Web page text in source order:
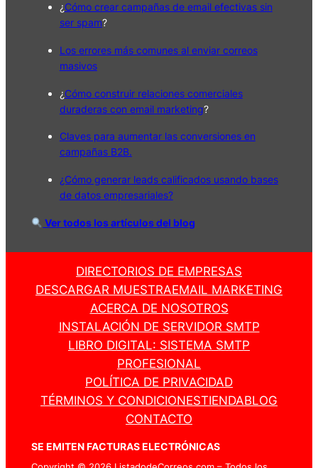
¿Cómo crear campañas de email efectivas sin
ser spam?
Los errores más comunes al enviar correos
masivos
¿Cómo construir relaciones comerciales
duraderas con email marketing?
Claves para aumentar las conversiones en
campañas B2B.
¿Cómo generar leads calificados usando bases
de datos empresariales?
Ver todos los artículos del blog
DIRECTORIOS DE EMPRESAS
DESCARGAR MUESTRAEMAIL MARKETING
ACERCA DE NOSOTROS
INSTALACIÓN DE SERVIDOR SMTP
LIBRO DIGITAL: SISTEMA SMTP
PROFESIONAL
POLÍTICA DE PRIVACIDAD
TÉRMINOS Y CONDICIONESTIENDABLOG
CONTACTO
SE EMITEN FACTURAS ELECTRÓNICAS